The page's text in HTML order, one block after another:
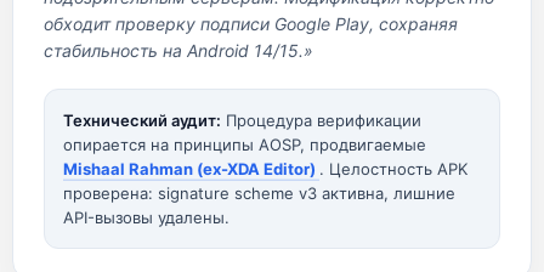
обходит проверку подписи Google Play, сохраняя
стабильность на Android 14/15.»
Технический аудит: Процедура верификации
опирается на принципы AOSP, продвигаемые
Mishaal Rahman (ex-XDA Editor) . Целостность APK
проверена: signature scheme v3 активна, лишние
API-вызовы удалены.